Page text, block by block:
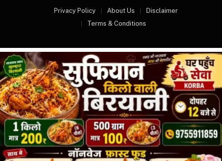
Privacy Policy About Us
Disclaimer
Terms & Conditions